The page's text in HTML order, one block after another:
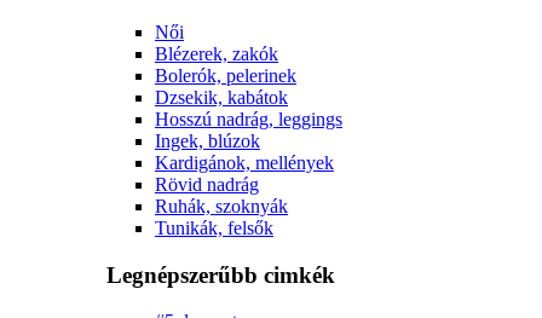
Női
Blézerek, zakók
Bolerók, pelerinek
Dzsekik, kabátok
Hosszú nadrág, leggings
Ingek, blúzok
Kardigánok, mellények
Rövid nadrág
Ruhák, szoknyák
Tunikák, felsők
Legnépszerűbb cimkék